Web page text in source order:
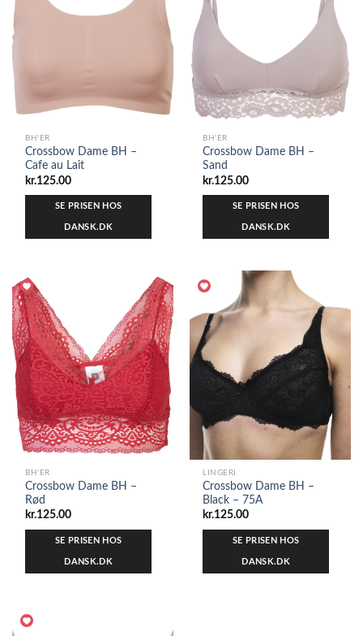
BH'ER
Crossbow Dame BH –
Cafe au Lait
kr.125.00
SE PRISEN HOS
DANSK.DK
BH'ER
Crossbow Dame BH –
Sand
kr.125.00
SE PRISEN HOS
DANSK.DK
BH'ER
Crossbow Dame BH –
Rød
kr.125.00
SE PRISEN HOS
DANSK.DK
LINGERI
Crossbow Dame BH –
Black – 75A
kr.125.00
SE PRISEN HOS
DANSK.DK